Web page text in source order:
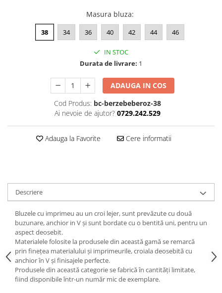
Masura bluza:
38 34 36 40 42 44 46
IN STOC
Durata de livrare: 1
ADAUGA IN COS
Cod Produs: bc-berzebeberoz-38
Ai nevoie de ajutor? 0729.242.529
Adauga la Favorite Cere informatii
Descriere
Bluzele cu imprimeu au un croi lejer, sunt prevăzute cu două
buzunare, anchior in V și sunt bordate cu o bentită uni, pentru un
aspect deosebit.
Materialele folosite la produsele din această gamă se remarcă
prin finețea materialului și imprimeurile, croiala deosebită cu
anchior în V și finisajele perfecte.
Produsele din această categorie se fabrică în cantități limitate,
fiind disponibile într-un număr mic de exemplare.